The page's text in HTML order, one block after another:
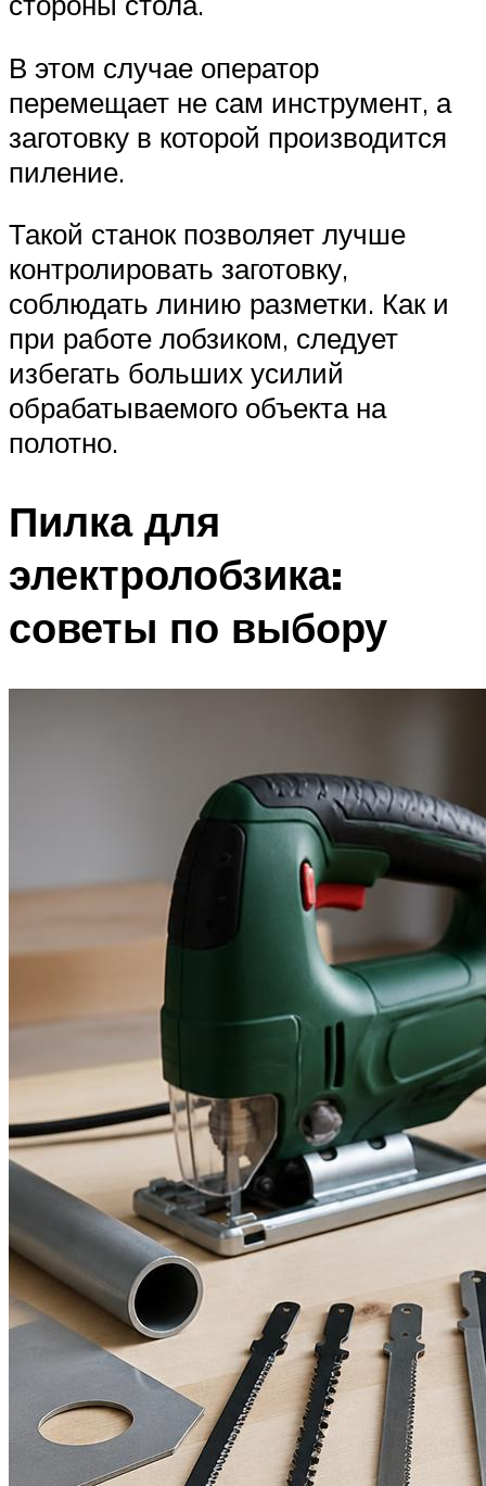
В этом случае оператор
перемещает не сам инструмент, а
заготовку в которой производится
пиление.
Такой станок позволяет лучше
контролировать заготовку,
соблюдать линию разметки. Как и
при работе лобзиком, следует
избегать больших усилий
обрабатываемого объекта на
полотно.
Пилка для
электролобзика:
советы по выбору